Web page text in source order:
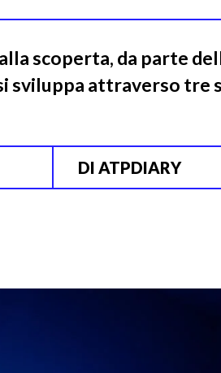
scoperta, da parte
sviluppa attraverso tre
DI ATPDIARY